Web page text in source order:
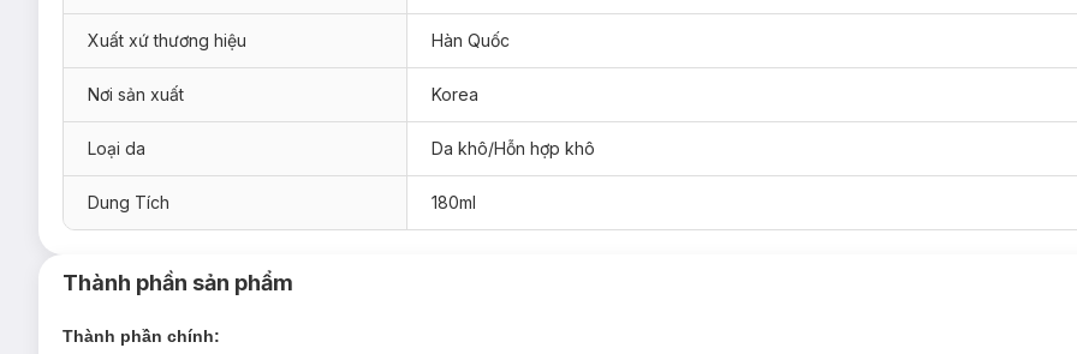
Xuất xứ thương hiệu Hàn Quốc
Nơi sản xuất Korea
Loại da Da khô/Hỗn hợp khô
Dung Tích 180ml
Thành phần sản phẩm
Thành phần chính: